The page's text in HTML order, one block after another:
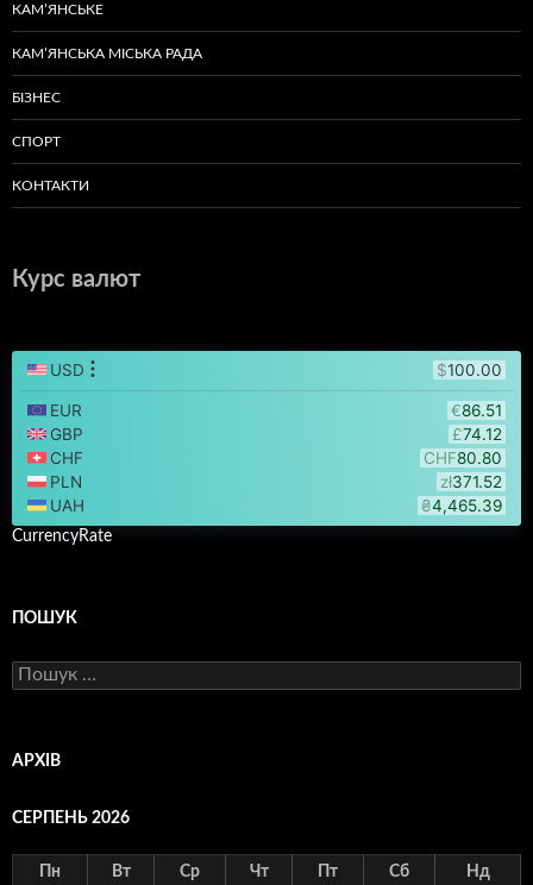
КАМ’ЯНСЬКЕ
КАМ’ЯНСЬКА МІСЬКА РАДА
БІЗНЕС
СПОРТ
КОНТАКТИ
Курс валют
CurrencyRate
ПОШУК
Пошук:
АРХІВ
СЕРПЕНЬ 2026
Пн Вт Ср Чт Пт Сб Нд